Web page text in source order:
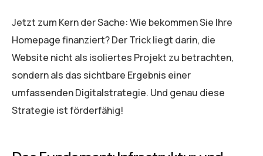
Jetzt zum Kern der Sache: Wie bekommen Sie Ihre
Homepage finanziert? Der Trick liegt darin, die
Website nicht als isoliertes Projekt zu betrachten,
sondern als das sichtbare Ergebnis einer
umfassenden Digitalstrategie. Und genau diese
Strategie ist förderfähig!